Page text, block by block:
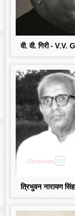
वी. वी. गिरी - V.V.
त्रिभुवन नारायण